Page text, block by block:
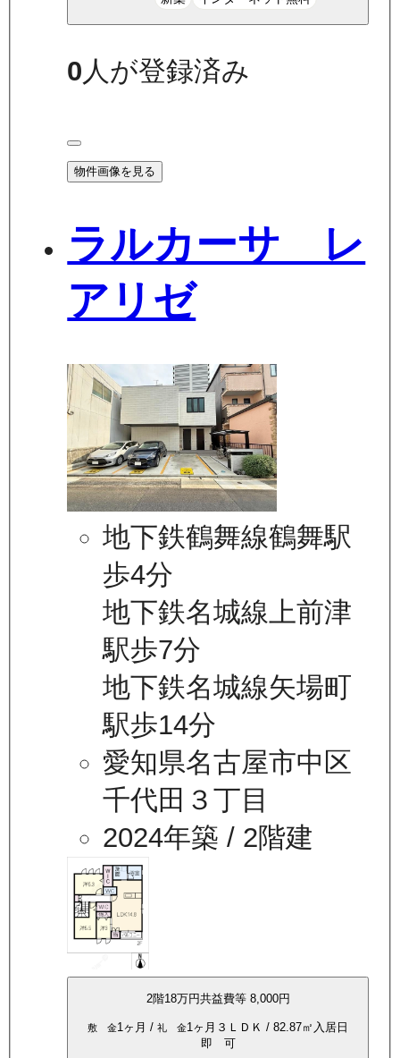
0 人が登録済み
物件画像を見る
ラルカーサ レ
アリゼ
地下鉄鶴舞線鶴舞駅
歩4分
地下鉄名城線上前津
駅歩7分
地下鉄名城線矢場町
駅歩14分
愛知県名古屋市中区
千代田３丁目
2024年築 / 2階建
2階18万円共益費等 8,000円
敷 金1ヶ月 / 礼 金1ヶ月 ３ＬＤＫ / 82.87㎡ 入居日
即 可